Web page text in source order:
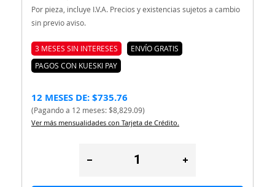
Por pieza, incluye I.V.A. Precios y existencias sujetos a cambio
sin previo aviso.
3 MESES SIN INTERESES
ENVÍO GRATIS
PAGOS CON KUESKI PAY
12 MESES DE: $735.76
(Pagando a 12 meses: $8,829.09)
Ver más mensualidades con Tarjeta de Crédito.